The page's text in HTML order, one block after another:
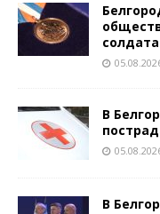
В
В